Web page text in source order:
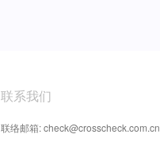
联系我们
联络邮箱: check@crosscheck.com.cn